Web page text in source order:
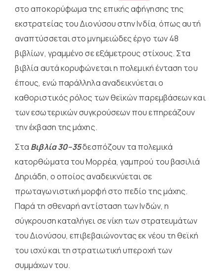
στο αποκορύφωμα της επικής αφήγησης της
εκστρατείας του Διονύσου στην Ινδία, όπως αυτή
αναπτύσσεται στο μνημειώδες έργο των 48
βιβλίων, γραμμένο σε εξάμετρους στίχους. Στα
βιβλία αυτά κορυφώνεται η πολεμική ένταση του
έπους, ενώ παράλληλα αναδεικνύεται ο
καθοριστικός ρόλος των θεϊκών παρεμβάσεων και
των εσωτερικών συγκρούσεων που επηρεάζουν
την έκβαση της μάχης.
Στα Βιβλία 30–35δεσπόζουν τα πολεμικά
κατορθώματα του Μορρέα, γαμπρού του βασιλιά
Δηριάδη, ο οποίος αναδεικνύεται σε
πρωταγωνιστική μορφή στο πεδίο της μάχης.
Παρά τη σθεναρή αντίσταση των Ινδών, η
σύγκρουση καταλήγει σε νίκη των στρατευμάτων
του Διονύσου, επιβεβαιώνοντας εκ νέου τη θεϊκή
του ισχύ και τη στρατιωτική υπεροχή των
συμμάχων του.